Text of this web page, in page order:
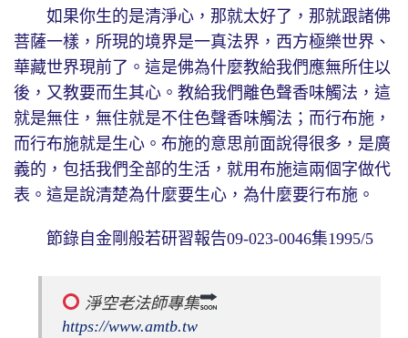
如果你生的是清淨心，那就太好了，那就跟諸佛
菩薩一樣，所現的境界是一真法界，西方極樂世界、
華藏世界現前了。這是佛為什麼教給我們應無所住以
後，又教要而生其心。教給我們離色聲香味觸法，這
就是無住，無住就是不住色聲香味觸法；而行布施，
而行布施就是生心。布施的意思前面說得很多，是廣
義的，包括我們全部的生活，就用布施這兩個字做代
表。這是說清楚為什麼要生心，為什麼要行布施。
節錄自金剛般若研習報告09-023-0046集1995/5
淨空老法師專集
https://www.amtb.tw